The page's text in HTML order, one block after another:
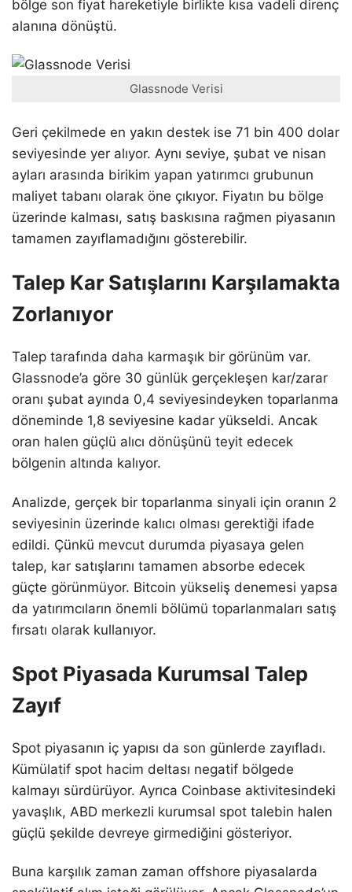
bölge son fiyat hareketiyle birlikte kısa vadeli direnç
alanına dönüştü.
Glassnode Verisi
Geri çekilmede en yakın destek ise 71 bin 400 dolar
seviyesinde yer alıyor. Aynı seviye, şubat ve nisan
ayları arasında birikim yapan yatırımcı grubunun
maliyet tabanı olarak öne çıkıyor. Fiyatın bu bölge
üzerinde kalması, satış baskısına rağmen piyasanın
tamamen zayıflamadığını gösterebilir.
Talep Kar Satışlarını Karşılamakta
Zorlanıyor
Talep tarafında daha karmaşık bir görünüm var.
Glassnode’a göre 30 günlük gerçekleşen kar/zarar
oranı şubat ayında 0,4 seviyesindeyken toparlanma
döneminde 1,8 seviyesine kadar yükseldi. Ancak
oran halen güçlü alıcı dönüşünü teyit edecek
bölgenin altında kalıyor.
Analizde, gerçek bir toparlanma sinyali için oranın 2
seviyesinin üzerinde kalıcı olması gerektiği ifade
edildi. Çünkü mevcut durumda piyasaya gelen
talep, kar satışlarını tamamen absorbe edecek
güçte görünmüyor. Bitcoin yükseliş denemesi yapsa
da yatırımcıların önemli bölümü toparlanmaları satış
fırsatı olarak kullanıyor.
Spot Piyasada Kurumsal Talep
Zayıf
Spot piyasanın iç yapısı da son günlerde zayıfladı.
Kümülatif spot hacim deltası negatif bölgede
kalmayı sürdürüyor. Ayrıca Coinbase aktivitesindeki
yavaşlık, ABD merkezli kurumsal spot talebin halen
güçlü şekilde devreye girmediğini gösteriyor.
Buna karşılık zaman zaman offshore piyasalarda